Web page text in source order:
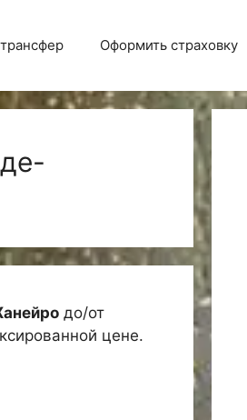
Оформить страховку
до/от
цене.